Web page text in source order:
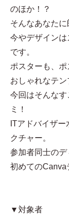
のほか！？
そんなあなたに
今やデザイン
です。
ポスターも、ポ
おしゃれなテン
今回はそんな
ミ！
ITアドバイザ
クチャー。
参加者同士のデ
初めてのCanva
▼対象者